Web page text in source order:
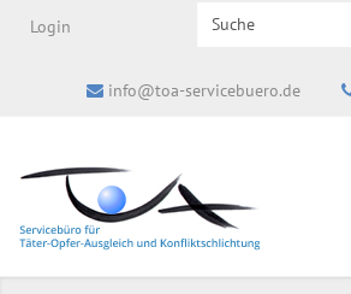
Login Suchformular
Search this site
info@toa-servicebuero.de